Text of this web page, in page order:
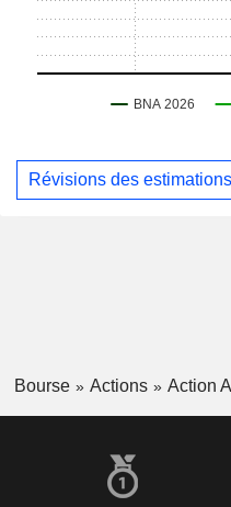
Révisions des estimations
Bourse Actions Action